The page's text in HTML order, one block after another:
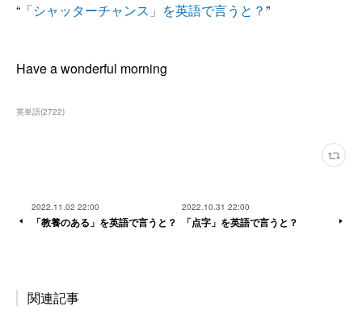
“ 「シャッターチャンス」を英語で言うと？”
Have a wonderful morning
英単語(2722)
2022.11.02 22:00
「教養のある」を英語で言うと？
2022.10.31 22:00
「点字」を英語で言うと？
関連記事